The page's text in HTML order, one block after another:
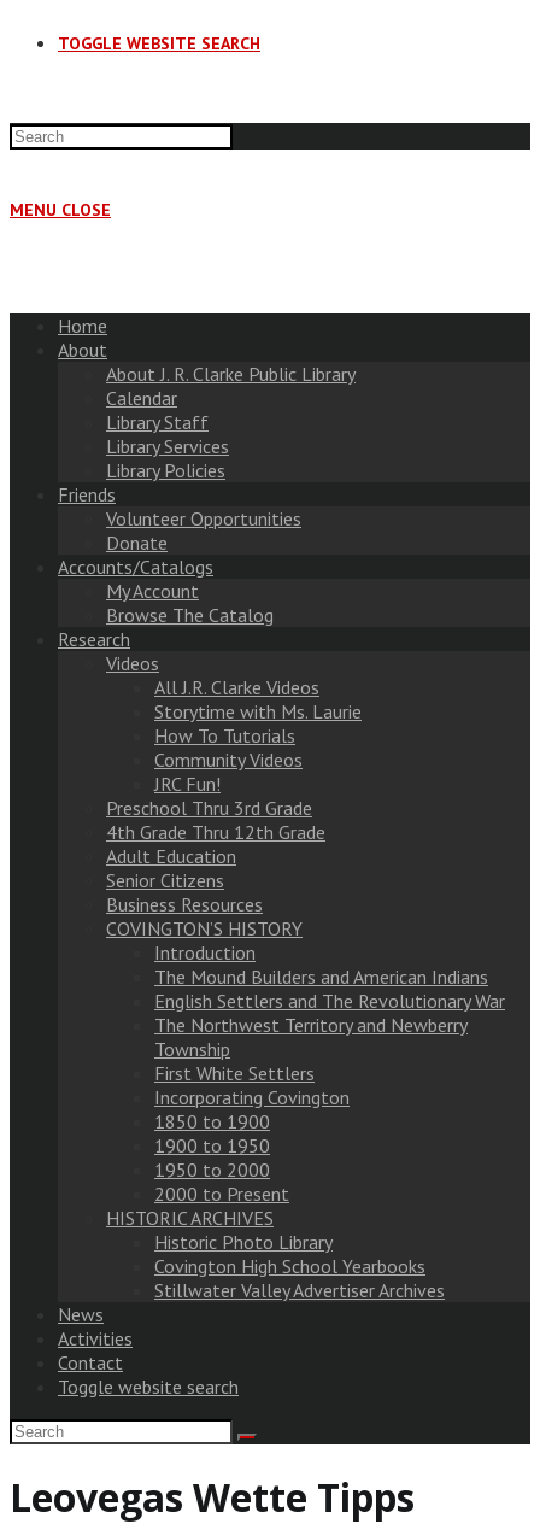
TOGGLE WEBSITE SEARCH
MENU CLOSE
Home
About
About J. R. Clarke Public Library
Calendar
Library Staff
Library Services
Library Policies
Friends
Volunteer Opportunities
Donate
Accounts/Catalogs
My Account
Browse The Catalog
Research
Videos
All J.R. Clarke Videos
Storytime with Ms. Laurie
How To Tutorials
Community Videos
JRC Fun!
Preschool Thru 3rd Grade
4th Grade Thru 12th Grade
Adult Education
Senior Citizens
Business Resources
COVINGTON’S HISTORY
Introduction
The Mound Builders and American Indians
English Settlers and The Revolutionary War
The Northwest Territory and Newberry
Township
First White Settlers
Incorporating Covington
1850 to 1900
1900 to 1950
1950 to 2000
2000 to Present
HISTORIC ARCHIVES
Historic Photo Library
Covington High School Yearbooks
Stillwater Valley Advertiser Archives
News
Activities
Contact
Toggle website search
Leovegas Wette Tipps